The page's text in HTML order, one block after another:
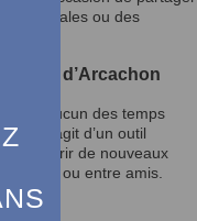
locales ou des
d’Arcachon
aucun des temps
Il s’agit d’un outil
découvrir de nouveaux
famille ou entre amis.